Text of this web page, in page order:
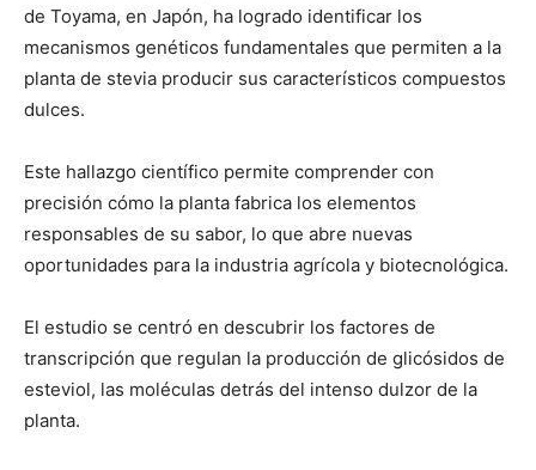
de Toyama, en Japón, ha logrado identificar los
mecanismos genéticos fundamentales que permiten a la
planta de stevia producir sus característicos compuestos
dulces.
Este hallazgo científico permite comprender con
precisión cómo la planta fabrica los elementos
responsables de su sabor, lo que abre nuevas
oportunidades para la industria agrícola y biotecnológica.
El estudio se centró en descubrir los factores de
transcripción que regulan la producción de glicósidos de
esteviol, las moléculas detrás del intenso dulzor de la
planta.